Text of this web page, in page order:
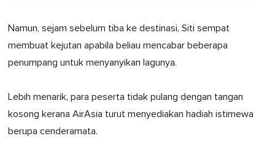
Namun, sejam sebelum tiba ke destinasi, Siti sempat
membuat kejutan apabila beliau mencabar beberapa
penumpang untuk menyanyikan lagunya.
Lebih menarik, para peserta tidak pulang dengan tangan
kosong kerana AirAsia turut menyediakan hadiah istimewa
berupa cenderamata.